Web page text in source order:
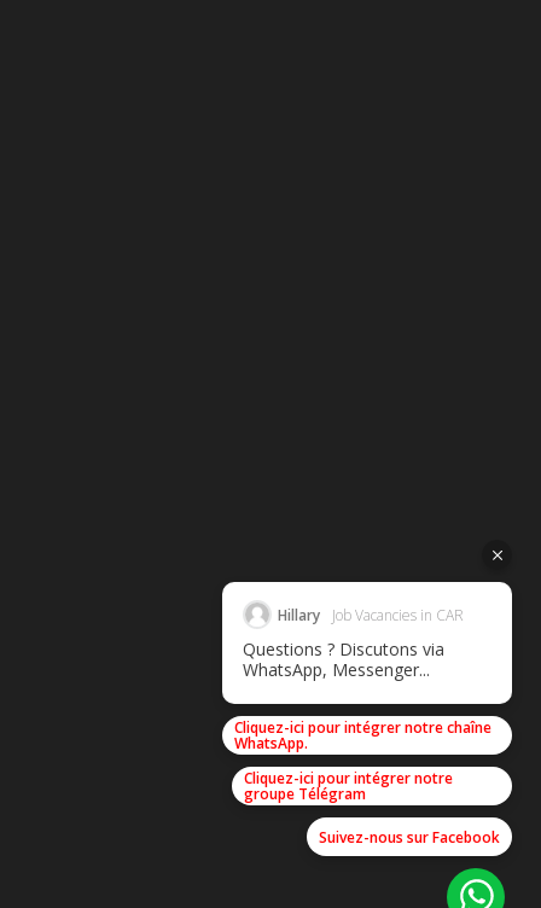
Hillary Job Vacancies in CAR
Questions ? Discutons via
WhatsApp, Messenger...
Cliquez-ici pour intégrer notre chaîne
WhatsApp.
Cliquez-ici pour intégrer notre
groupe Télégram
Suivez-nous sur Facebook